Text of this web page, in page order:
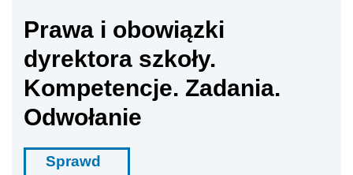
Prawa i obowiązki
dyrektora szkoły.
Kompetencje. Zadania.
Odwołanie
Sprawd